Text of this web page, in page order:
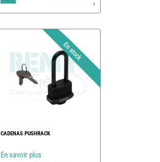
1
CADENAS PUSHRACK
En savoir plus